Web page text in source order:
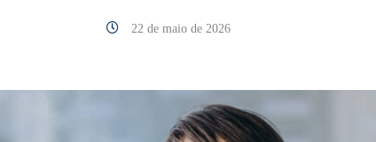
22 de maio de 2026